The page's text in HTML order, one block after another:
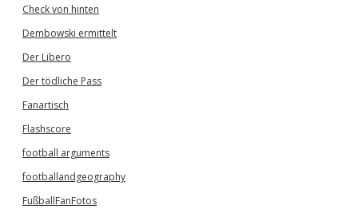
Check von hinten
Dembowski ermittelt
Der Libero
Der tödliche Pass
Fanartisch
Flashscore
football arguments
footballandgeography
FußballFanFotos